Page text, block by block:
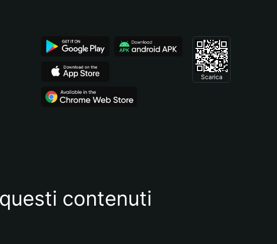
Scarica
contenuti